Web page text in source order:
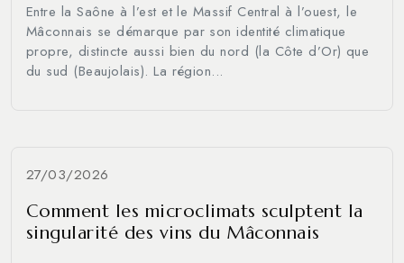
Entre la Saône à l’est et le Massif Central à l’ouest, le
Mâconnais se démarque par son identité climatique
propre, distincte aussi bien du nord (la Côte d’Or) que
du sud (Beaujolais). La région...
27/03/2026
Comment les microclimats sculptent la
singularité des vins du Mâconnais